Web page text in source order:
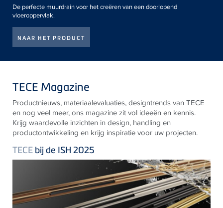
De perfecte muurdrain voor het creëren van een doorlopend
vloeroppervlak.
NAAR HET PRODUCT
TECE Magazine
Productnieuws, materiaalevaluaties, designtrends vanTECE
en nog veel meer, ons magazine zit vol ideeën en kennis.
Krijg waardevolle inzichten in design, handling en
productontwikkeling en krijg inspiratie voor uw projecten.
TECE bij de ISH 2025